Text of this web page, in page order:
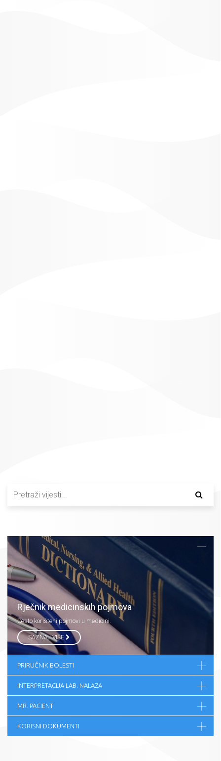
Rječnik medicinskih pojmova
Često korišteni pojmovi u medicini.
SAZNAJ VIŠE
PRIRUČNIK BOLESTI
INTERPRETACIJA LAB. NALAZA
MR. PACIENT
KORISNI DOKUMENTI